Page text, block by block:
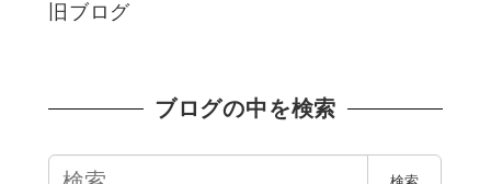
旧ブログ
ブログの中を検索
検